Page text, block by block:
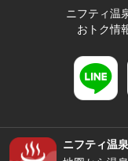
ニフティ温
おトク情
ニフティ温